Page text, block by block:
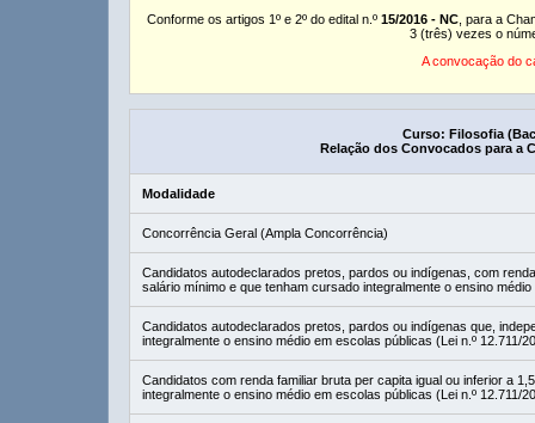
Conforme os artigos 1º e 2º do edital n.º 15/2016 - NC , para a
3 (três) vezes o
A convocação do
Curso: Filosofia
Relação dos Convocados para a
Modalidade
Concorrência Geral (Ampla Concorrência)
Candidatos autodeclarados pretos, pardos ou indígenas, com
salário mínimo e que tenham cursado integralmente o ensino
Candidatos autodeclarados pretos, pardos ou indígenas que,
integralmente o ensino médio em escolas públicas (Lei n.º 12.711/
Candidatos com renda familiar bruta per capita igual ou inferior a
integralmente o ensino médio em escolas públicas (Lei n.º 12.711/